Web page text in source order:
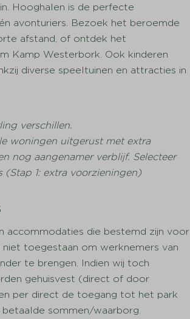
Hooghalen is de perfecte
avonturiers. Bezoek het beroemde
afstand, of ontdek het
Kamp Westerbork. Ook kinderen
diverse speeltuinen en attracties in
verschillen.
woningen uitgerust met extra
nog aangenamer verblijf. Selecteer
1: extra voorzieningen)
accommodaties die bestemd zijn voor
toegestaan om werknemers van
te brengen. Indien wij toch
gehuisvest (direct of door
per direct de toegang tot het park
sommen/waarborg.